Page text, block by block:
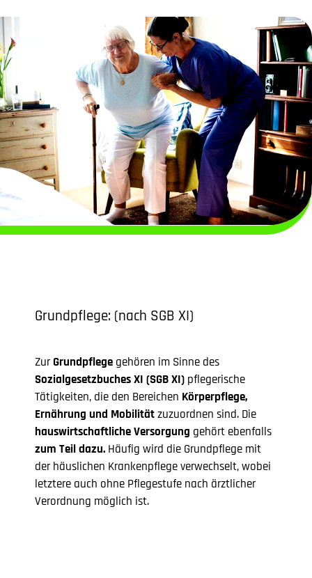
Grundpflege: (nach SGB XI)
ZurGrundpflege gehören im Sinne des
Sozialgesetzbuches XI (SGB XI) pflegerische
Tätigkeiten, die den Bereichen Körperpflege,
Ernährung und Mobilitätzuzuordnen sind. Die
hauswirtschaftliche Versorgung gehört ebenfalls
zum Teil dazu. Häufig wird die Grundpflege mit
der häuslichen Krankenpflege verwechselt, wobei
letztere auch ohne Pflegestufe nach ärztlicher
Verordnung möglich ist.